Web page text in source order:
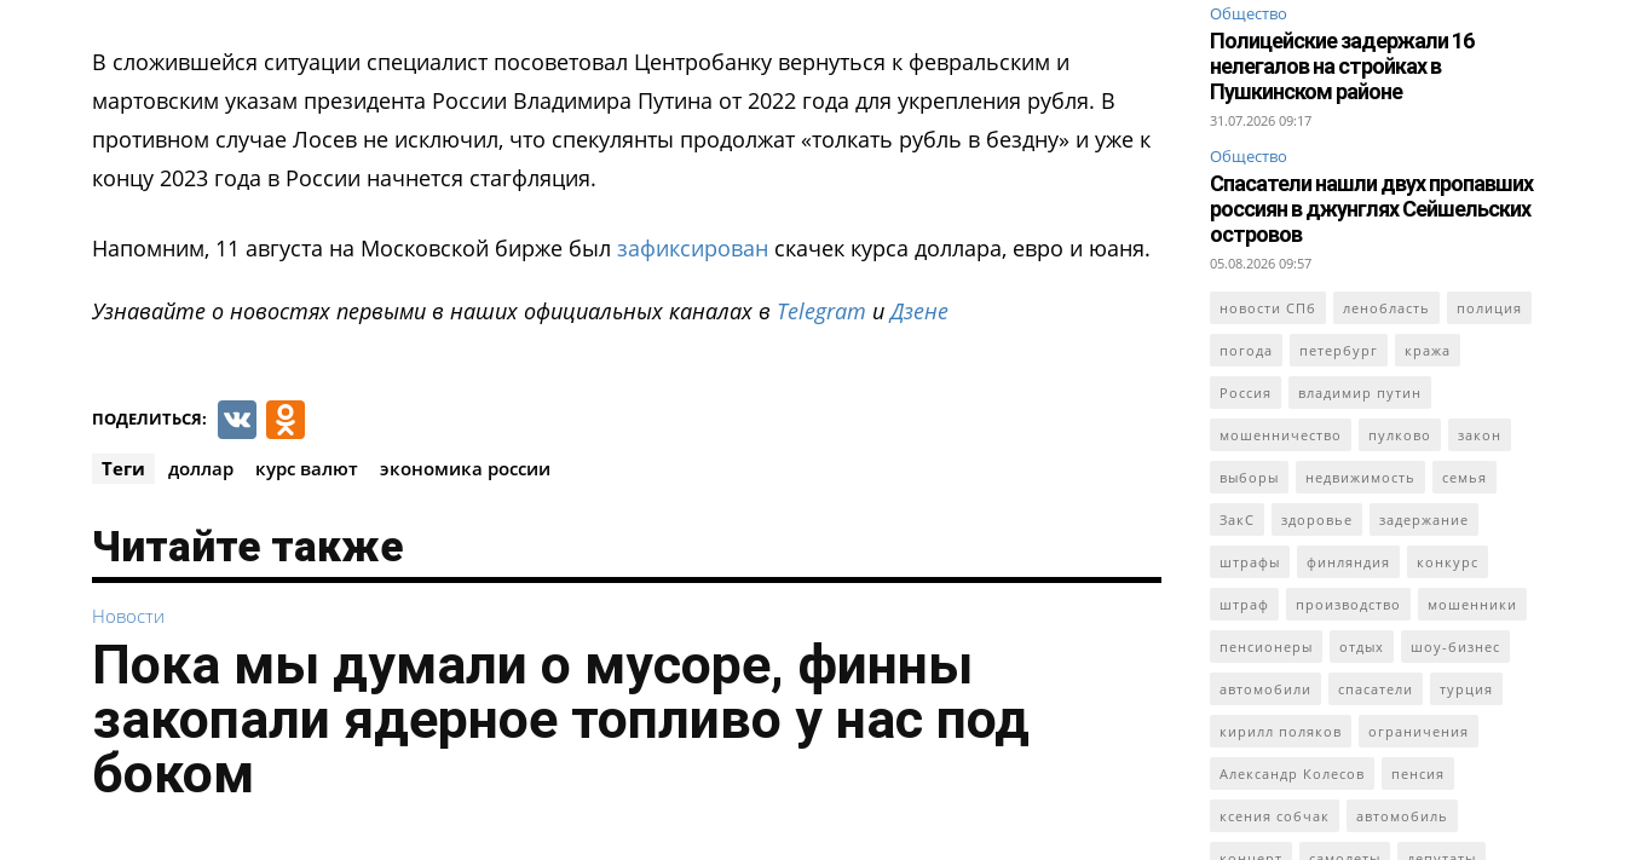
В сложившейся ситуации специалист посоветовал Центробанку вернуться к февральским и
мартовским указам президента России Владимира Путина от 2022 года для укрепления рубля. В
противном случае Лосев не исключил, что спекулянты продолжат «толкать рубль в бездну» и уже к
концу 2023 года в России начнется стагфляция.
Напомним, 11 августа на Московской бирже был зафиксирован скачек курса доллара, евро и юаня.
Узнавайте о новостях первыми в наших официальных каналах в Telegram иДзене
ПОДЕЛИТЬСЯ: VK
Теги доллар курс валют экономика россии
Читайте также
Новости
Пока мы думали о мусоре, финны
закопали ядерное топливо у нас под
боком
Общество
Полицейские задержали 16
нелегалов на стройках в
Пушкинском районе
31.07.2026 09:17
Общество
Спасатели нашли двух пропавших
россиян в джунглях Сейшельских
островов
05.08.2026 09:57
новости СПб ленобласть полиция
погода петербург кража
Россия владимир путин
мошенничество пулково закон
выборы недвижимость семья
ЗакС здоровье задержание
штрафы финляндия конкурс
штраф производство мошенники
пенсионеры отдых шоу-бизнес
автомобили спасатели турция
кирилл поляков ограничения
Александр Колесов пенсия
ксения собчак автомобиль